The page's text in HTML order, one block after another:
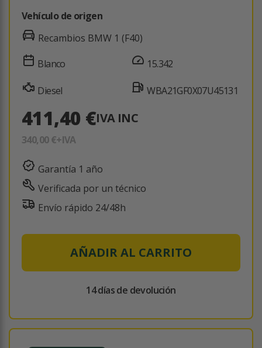
Vehículo de origen
Recambios BMW 1 (F40)
Blanco
Diesel
15.342
WBA21GF0X07U45131
411,40 €IVA INC
340,00 €+IVA
Garantía 1 año
Verificada por un técnico
Envío rápido 24/48h
AÑADIR AL CARRITO
14 días de devolución